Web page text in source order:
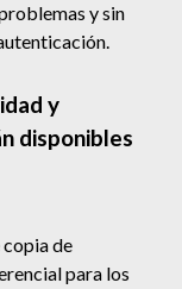
y sin
y
disponibles
de
para los